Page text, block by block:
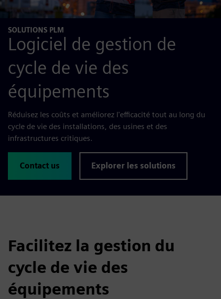
SOLUTIONS PLM
Logiciel de gestion de
cycle de vie des
équipements
Réduisez les coûts et améliorez l'efficacité tout au long du
cycle de vie des installations, des usines et des
infrastructures critiques.
Contact us Explorer les solutions
Facilitez la gestion du
cycle de vie des
équipements